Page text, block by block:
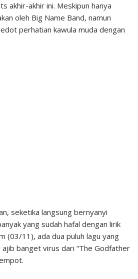
akhir-akhir ini. Meskipun hanya
oleh Big Name Band, namun
perhatian kawula muda dengan
seketika langsung bernyanyi
yang sudah hafal dengan lirik
(03/11), ada dua puluh lagu yang
banget virus dari “The Godfather